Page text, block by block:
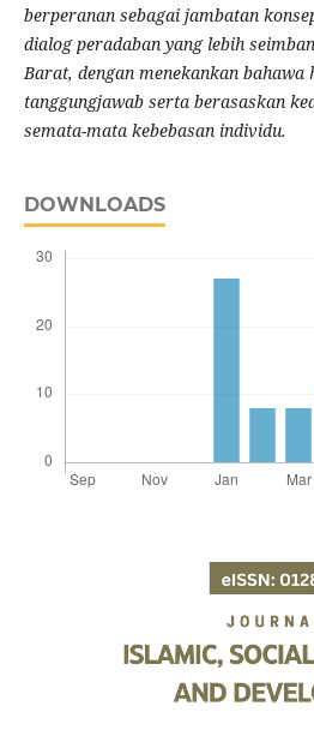
berperanan sebagai jambatan
dialog peradaban yang lebih
Barat, dengan menekankan
tanggungjawab serta berasaskan
semata-mata kebebasan individu.
DOWNLOADS